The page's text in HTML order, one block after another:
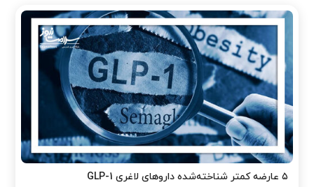
۵ عارضه کمتر شناخته‌شده داروهای لاغری GLP-1